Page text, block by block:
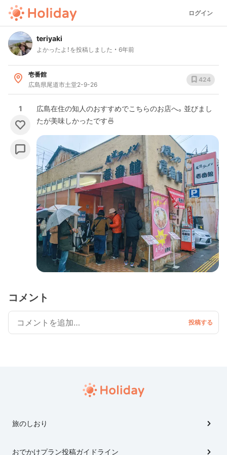
ログイン
teriyaki
よかったよ！を投稿しました 6年前
壱番館
広島県尾道市土堂2-9-26
424
1
広島在住の知人のおすすめでこちらのお店へ。並びまし
たが美味しかったです🍜
コメント
旅のしおり
おでかけプラン投稿ガイドライン